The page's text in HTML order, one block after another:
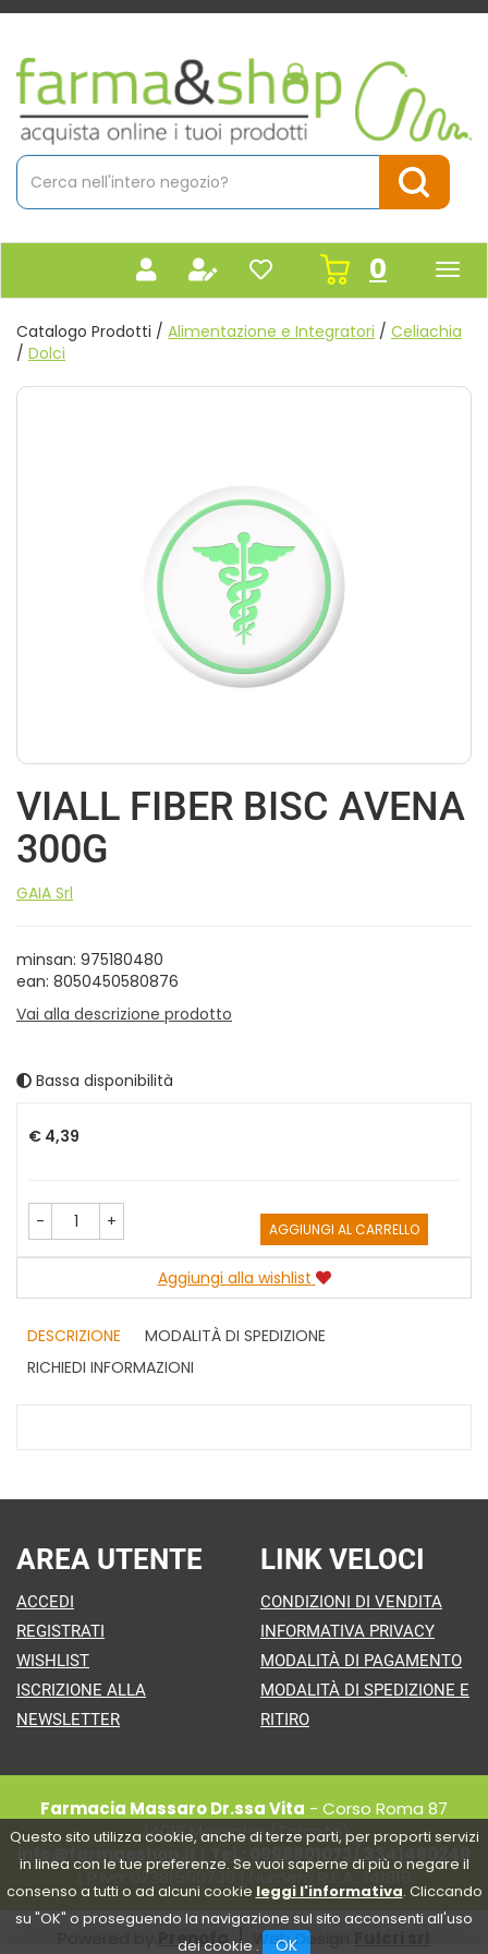
Passa
contenuto
principale
Questo sito utilizza cookie, anche di terze parti, per proporti servizi
in linea con le tue preferenze. Se vuoi saperne di più o negare il
consenso a tutti o ad alcuni cookie leggi l'informativa. Cliccando
su "OK" o proseguendo la navigazione sul sito acconsenti all'uso
dei cookie .
OK
Farmacia
Massaro
Cerca
Prodotto
Cerca
0inseriti
Catalogo Prodotti / Alimentazione e Integratori / Celiachia
/ Dolci
VIALL FIBER BISC AVENA
300G
GAIA Srl
minsan: 975180480
ean: 8050450580876
Vai alla descrizione prodotto
Bassa disponibilità
€ 4,39
- + AGGIUNGI AL CARRELLO
Aggiungi alla wishlist
DESCRIZIONE
MODALITÀ DI SPEDIZIONE
RICHIEDI INFORMAZIONI
AREA UTENTE
ACCEDI
REGISTRATI
WISHLIST
ISCRIZIONE ALLA
NEWSLETTER
LINK VELOCI
CONDIZIONI DI VENDITA
INFORMATIVA PRIVACY
MODALITÀ DI PAGAMENTO
MODALITÀ DI SPEDIZIONE E
RITIRO
Farmacia Massaro Dr.ssa Vita - Corso Roma 87
74016 Massafra (Taranto)
info@farmaeshop.it
Tel.: 0998801073/ 3341480249
| P.Iva: 02381550736 | Numero R.E.A.: 141819
Prenofa Web Design